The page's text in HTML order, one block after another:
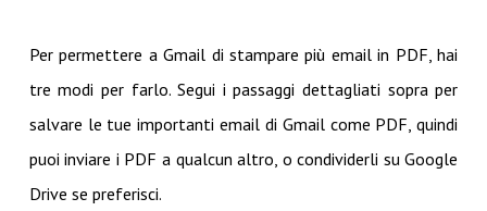
Per permettere a Gmail di stampare più email in PDF, hai
tre modi per farlo. Segui i passaggi dettagliati sopra per
salvare le tue importanti email di Gmail come PDF, quindi
puoi inviare i PDF a qualcun altro, o condividerli su Google
Drive se preferisci.